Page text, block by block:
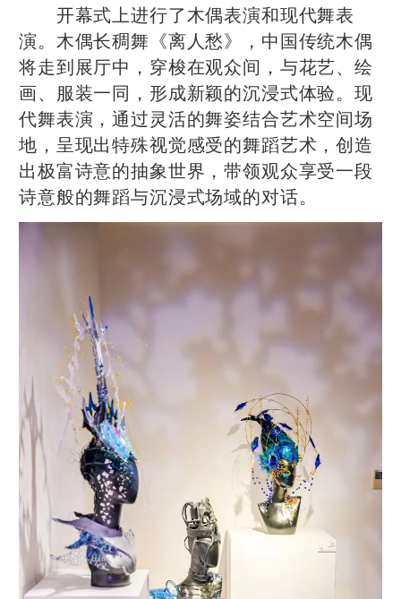
开幕式上进行了木偶表演和现代舞表
演。木偶长稠舞《离人愁》，中国传统木偶
将走到展厅中，穿梭在观众间，与花艺、绘
画、服装一同，形成新颖的沉浸式体验。现
代舞表演，通过灵活的舞姿结合艺术空间场
地，呈现出特殊视觉感受的舞蹈艺术，创造
出极富诗意的抽象世界，带领观众享受一段
诗意般的舞蹈与沉浸式场域的对话。